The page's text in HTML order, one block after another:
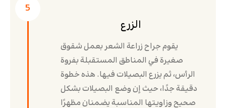
الزرع
يقوم جراح زراعة الشعر بعمل شقوق
صغيرة في المناطق المستقبلة بفروة
الرأس، ثم يزرع البصيلات فيها. هذه خطوة
دقيقة جدًا، حيث إن وضع البصيلات بشكل
صحيح وزاويتها المناسبة يضمنان مظهرًا
5